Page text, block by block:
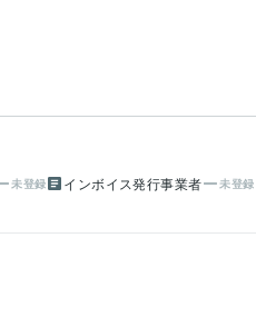
未登録 インボイス発行事業者 未登録